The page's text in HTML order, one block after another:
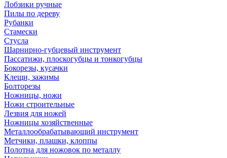
Лобзики ручные
Пилы по дереву
Рубанки
Стамески
Стусла
Шарнирно-губцевый инструмент
Пассатижи, плоскогубцы и тонкогубцы
Бокорезы, кусачки
Клещи, зажимы
Болторезы
Ножницы, ножи
Ножи строительные
Лезвия для ножей
Ножницы хозяйственные
Металлообрабатывающий инструмент
Метчики, плашки, клоппы
Полотна для ножовок по металлу